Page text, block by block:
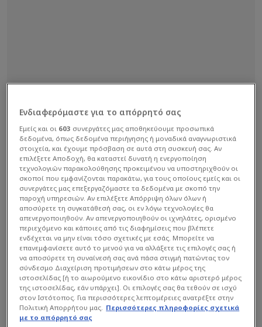
Ενδιαφερόμαστε για το απόρρητό σας
Εμείς και οι 603 συνεργάτες μας αποθηκεύουμε προσωπικά
δεδομένα, όπως δεδομένα περιήγησης ή μοναδικά αναγνωριστικά
στοιχεία, και έχουμε πρόσβαση σε αυτά στη συσκευή σας. Αν
επιλέξετε Αποδοχή, θα καταστεί δυνατή η ενεργοποίηση
τεχνολογιών παρακολούθησης προκειμένου να υποστηριχθούν οι
σκοποί που εμφανίζονται παρακάτω, για τους οποίους εμείς και οι
συνεργάτες μας επεξεργαζόμαστε τα δεδομένα με σκοπό την
παροχή υπηρεσιών. Αν επιλέξετε Απόρριψη όλων όλων ή
αποσύρετε τη συγκατάθεσή σας, οι εν λόγω τεχνολογίες θα
απενεργοποιηθούν. Αν απενεργοποιηθούν οι ιχνηλάτες, ορισμένο
περιεχόμενο και κάποιες από τις διαφημίσεις που βλέπετε
ενδέχεται να μην είναι τόσο σχετικές με εσάς. Μπορείτε να
επανεμφανίσετε αυτό το μενού για να αλλάξετε τις επιλογές σας ή
να αποσύρετε τη συναίνεσή σας ανά πάσα στιγμή πατώντας τον
σύνδεσμο Διαχείριση προτιμήσεων στο κάτω μέρος της
ιστοσελίδας [ή το αιωρούμενο εικονίδιο στο κάτω αριστερό μέρος
της ιστοσελίδας, εάν υπάρχει]. Οι επιλογές σας θα τεθούν σε ισχύ
στον Ιστότοπος. Για περισσότερες λεπτομέρειες ανατρέξτε στην
Πολιτική Απορρήτου μας. Περισσότερες πληροφορίες σχετικά
με το απόρρητό σας